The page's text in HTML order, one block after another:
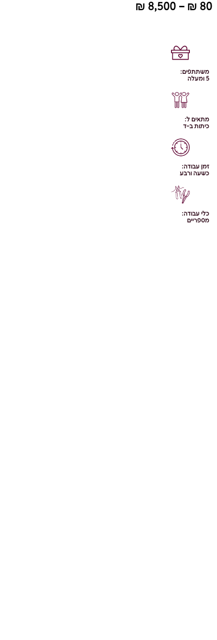
₪ 80
–
₪ 8,500
משתתפים:
5 ומעלה
מתאים ל:
כיתות ב-ד
זמן עבודה:
כשעה ורבע
כלי עבודה:
מספריים